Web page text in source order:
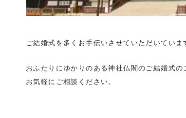
ご結婚式を多くお手伝いさせていただいていま
おふたりにゆかりのある神社仏閣のご結婚式の
お気軽にご相談ください。